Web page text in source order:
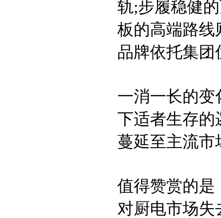
轨;步履稳健
板的高端路线
品牌依托集团
一消一长的变
下适者生存的
蔓延至主流市
值得赞赏的是
对厨电市场失